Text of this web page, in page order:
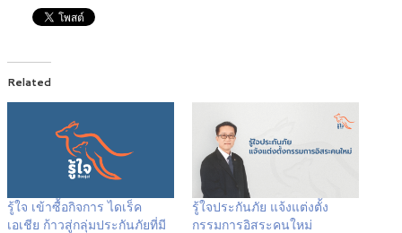
Related
รู้ใจ เข้าซื้อกิจการ ไดเร็ค
เอเชีย ก้าวสู่กลุ่มประกันภัยที่มี
รู้ใจประกันภัย แจ้งแต่งตั้ง
กรรมการอิสระคนใหม่